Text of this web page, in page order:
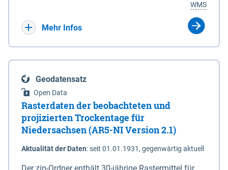
Eigenschaft eines Sperrwerkes durch Widmung, die
die Deichbehörde durch Verordnung ausspricht.
sowie Status der bestehenden Wolfsterritorien im
laufenden Monitoringjahr.
WMS
Mehr Infos
Geodatensatz
Open Data
Rasterdaten der beobachteten und
projizierten Trockentage für
Niedersachsen (AR5-NI Version 2.1)
Aktualität der Daten:seit 01.01.1931, gegenwärtig aktuell